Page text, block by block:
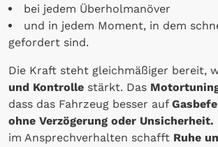
bei jedem Überholmanöver
und in jedem Moment, in dem
gefordert sind.
Die Kraft steht gleichmäßiger bereit,
und Kontrolle stärkt. Das
dass das Fahrzeug besser auf
ohne Verzögerung oder Unsicherheit.
im Ansprechverhalten schafft Ruhe